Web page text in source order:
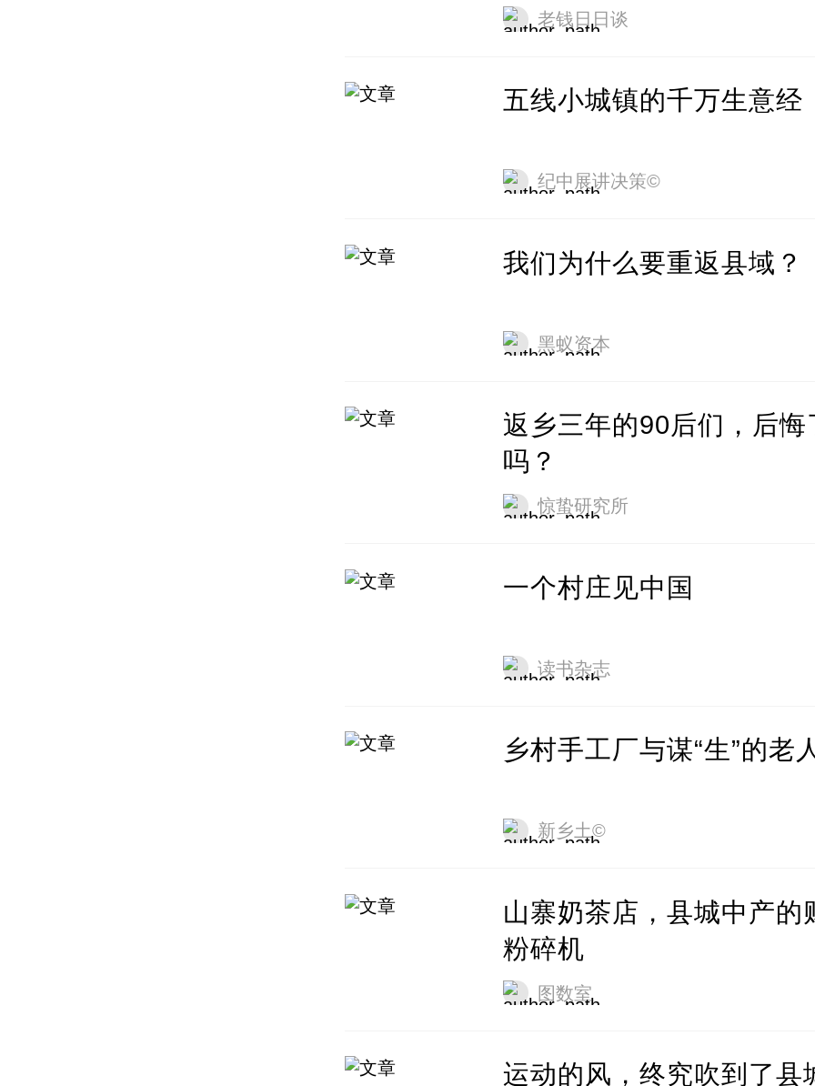
老钱日日谈
五线小城镇的千万生意经
纪中展讲决策©
我们为什么要重返县域？
黑蚁资本
返乡三年的90后们，后悔
吗？
惊蛰研究所
一个村庄见中国
读书杂志
乡村手工厂与谋“生”的老
新乡土©
山寨奶茶店，县城中产的
粉碎机
图数室
运动的风，终究吹到了县